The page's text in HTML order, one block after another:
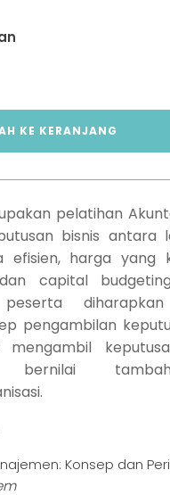
KE KERANJANG
pelatihan
bisnis antara
efisien, harga yang
capital
pengambilan
Konsep dan